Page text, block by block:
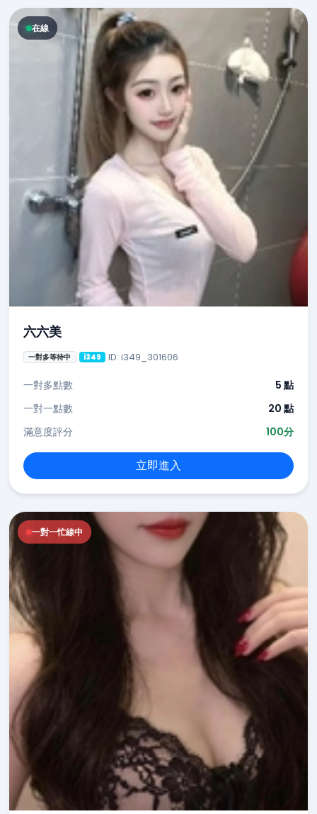
在線
六六美
一對多等待中 i349 ID: i349_301606
一對多點數
5 點
一對一點數
20 點
滿意度評分
100分
立即進入
一對一忙線中